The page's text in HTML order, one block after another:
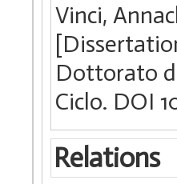
Vinci,
Dottorato
Ciclo. DOI
Relations